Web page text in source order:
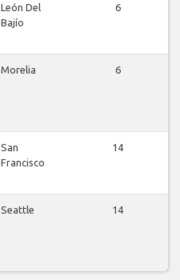
León Del
Bajío
6
Morelia
6
San
Francisco
14
Seattle
14